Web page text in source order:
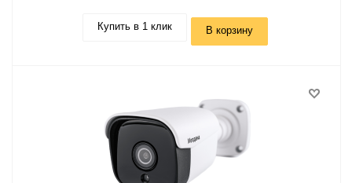
Купить в 1 клик В корзину